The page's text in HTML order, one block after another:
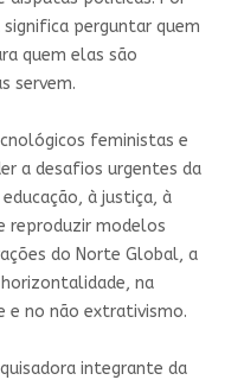
perguntar quem
quem elas são
servem.
feministas e
a desafios urgentes da
à justiça, à
reproduzir modelos
do Norte Global, a
horizontalidade, na
e no não extrativismo.
integrante da